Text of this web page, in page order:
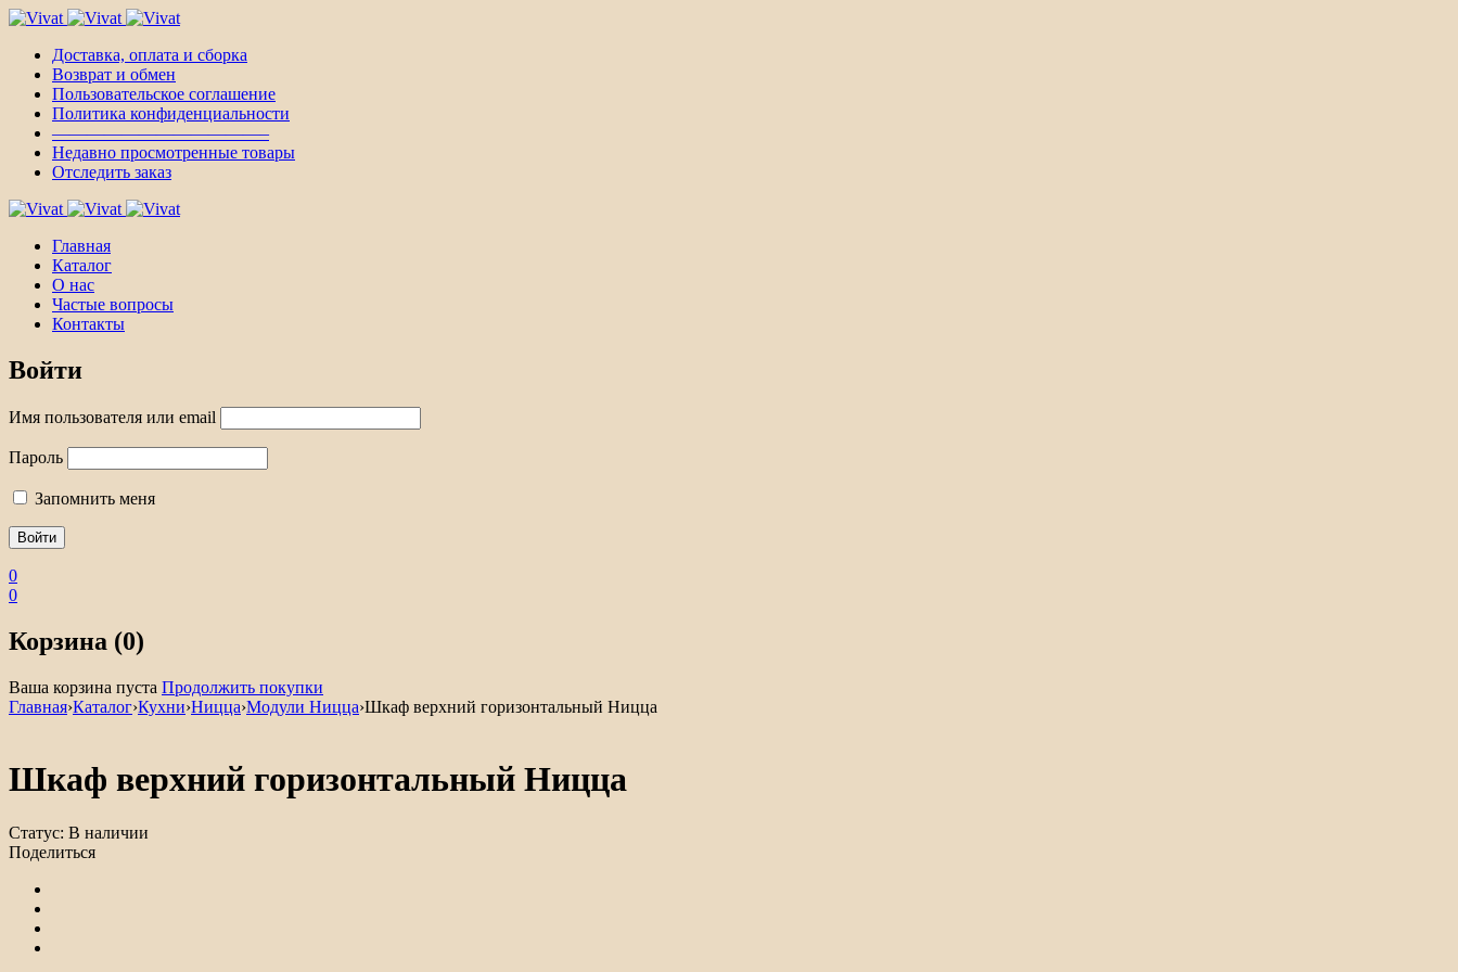
Доставка, оплата и сборка
Возврат и обмен
Пользовательское соглашение
Политика конфиденциальности
————————————–
Недавно просмотренные товары
Отследить заказ
Главная
Каталог
О нас
Частые вопросы
Контакты
Войти
Имя пользователя или email
Пароль
Запомнить меня
0
0
Корзина (0)
Ваша корзина пуста Продолжить покупки
Главная›Каталог›Кухни›Ницца›Модули Ницца›Шкаф верхний горизонтальный Ницца
Шкаф верхний горизонтальный Ницца
Статус: В наличии
Поделиться